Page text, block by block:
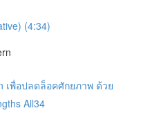
(4:34)
เพื่อปลดล็อคศักยภาพ ด้วย
All34